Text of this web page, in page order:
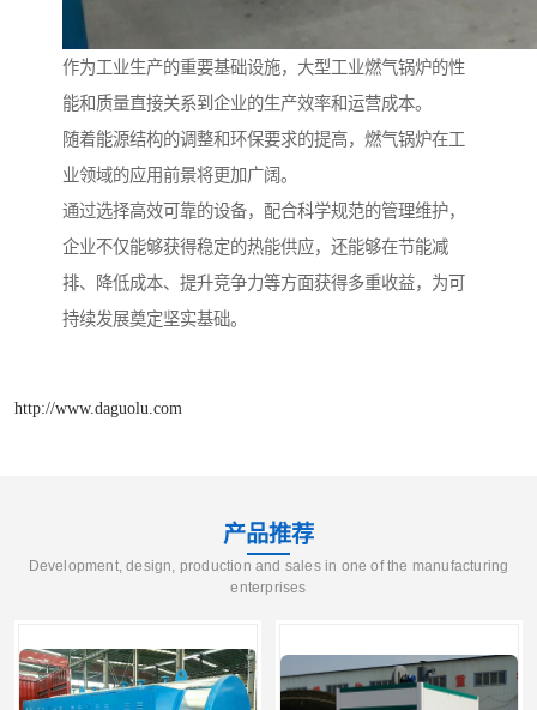
作为工业生产的重要基础设施，大型工业燃气锅炉的性
能和质量直接关系到企业的生产效率和运营成本。
随着能源结构的调整和环保要求的提高，燃气锅炉在工
业领域的应用前景将更加广阔。
通过选择高效可靠的设备，配合科学规范的管理维护，
企业不仅能够获得稳定的热能供应，还能够在节能减
排、降低成本、提升竞争力等方面获得多重收益，为可
持续发展奠定坚实基础。
http://www.daguolu.com
产品推荐
Development, design, production and sales in one of the manufacturing
enterprises